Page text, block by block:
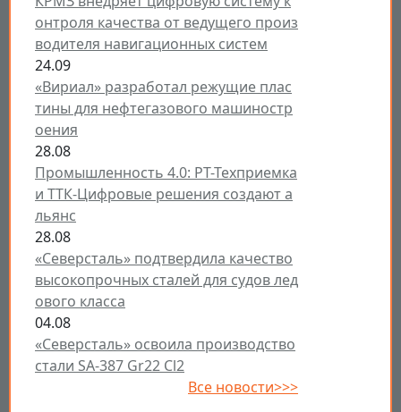
онтроля качества от ведущего произ
водителя навигационных систем
24.09
«Вириал» разработал режущие плас
тины для нефтегазового машиностр
оения
28.08
Промышленность 4.0: РТ-Техприемка
и ТТК-Цифровые решения создают а
льянс
28.08
«Северсталь» подтвердила качество
высокопрочных сталей для судов лед
ового класса
04.08
«Северсталь» освоила производство
стали SA-387 Gr22 Cl2
Все новости>>>